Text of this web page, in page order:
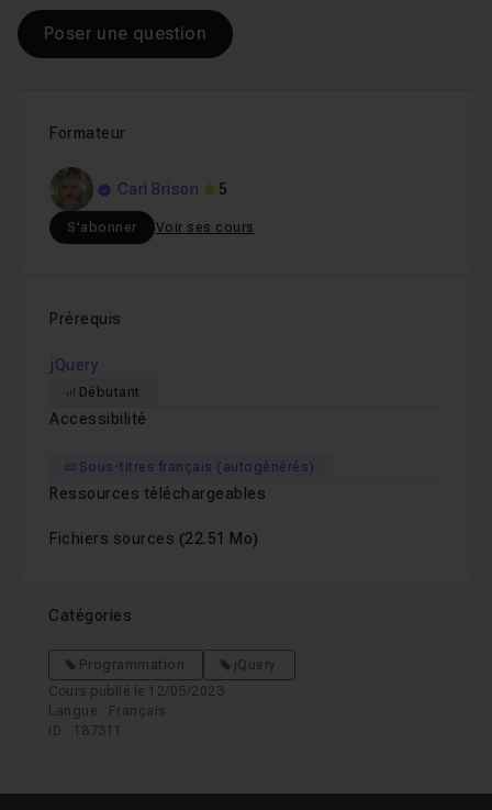
Formateur
Carl Brison 5
S'abonner Voir ses cours
Prérequis
jQuery
Débutant
Accessibilité
Sous-titres français (autogénérés)
Ressources téléchargeables
Fichiers sources (22.51 Mo)
Catégories
Programmation
jQuery
Cours publié le 12/05/2023
Langue : Français
ID : 187311
Poser une question